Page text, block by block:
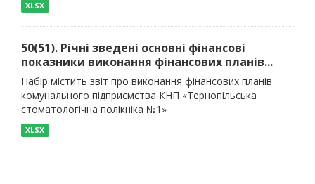
XLSX
50(51). Річні зведені основні фінансові
показники виконання фінансових планів...
Набір містить звіт про виконання фінансових планів
комунального підприємства КНП «Тернопільська
стоматологічна полікніка №1»
XLSX